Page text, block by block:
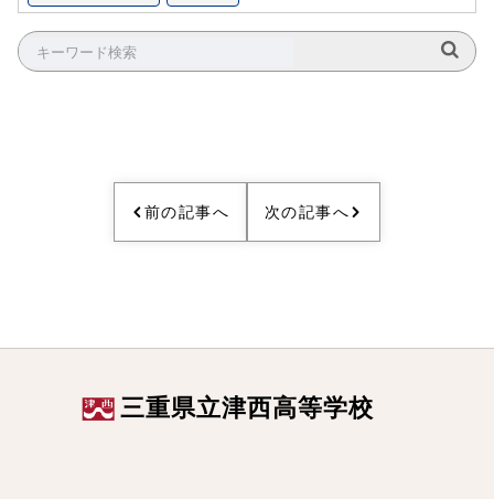
前の記事へ 次の記事へ
三重県立津西高等学校